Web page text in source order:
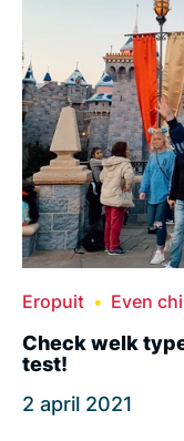
Eropuit Even
Check welk
test!
2 april 2021